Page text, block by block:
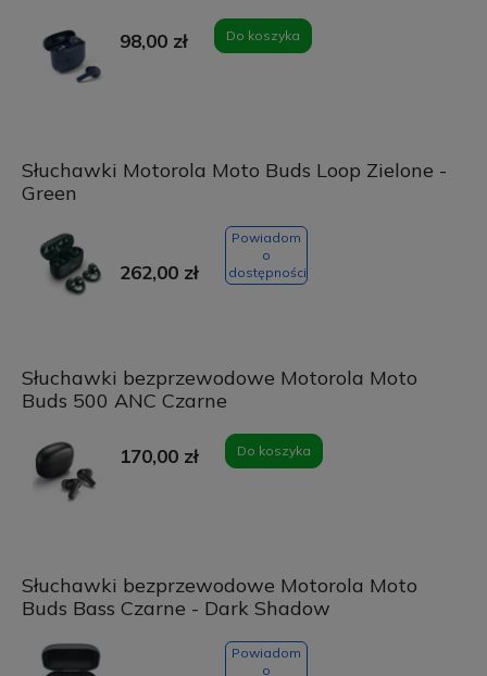
98,00 zł Do koszyka
Słuchawki Motorola Moto Buds Loop Zielone -
Green
262,00 zł
Powiadom
o
dostępności
Słuchawki bezprzewodowe Motorola Moto
Buds 500 ANC Czarne
170,00 zł Do koszyka
Słuchawki bezprzewodowe Motorola Moto
Buds Bass Czarne - Dark Shadow
Powiadom
o